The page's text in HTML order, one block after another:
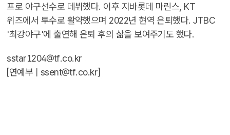
프로 야구선수로 데뷔했다. 이후 지바롯데 마린스, KT
위즈에서 투수로 활약했으며 2022년 현역 은퇴했다. JTBC
'최강야구'에 출연해 은퇴 후의 삶을 보여주기도 했다.
sstar1204@tf.co.kr
[연예부 | ssent@tf.co.kr]